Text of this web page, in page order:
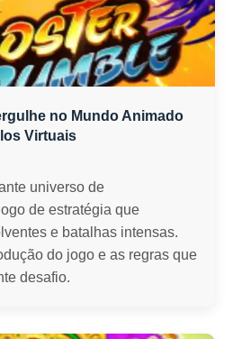
no Mundo Animado
Virtuais
universo de
de estratégia que
e batalhas intensas.
do jogo e as regras que
desafio.